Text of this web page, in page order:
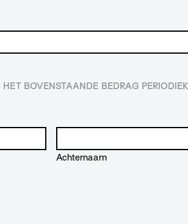
BOVENSTAANDE BEDRAG
Achternaam